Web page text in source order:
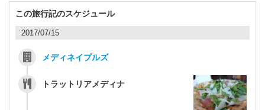
この旅行記のスケジュール
2017/07/15
メディネイプルズ
トラットリアメディナ